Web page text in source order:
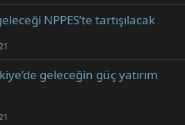
NPPES’te tartışılacak
geleceğin güç yatırım